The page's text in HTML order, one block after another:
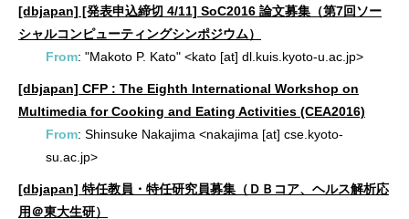
[dbjapan] [発表申込締切 4/11] SoC2016 論文募集（第7回ソー
シャルコンピューティングシンポジウム）
From: "Makoto P. Kato" <kato [at] dl.kuis.kyoto-u.ac.jp>
[dbjapan] CFP : The Eighth International Workshop on
Multimedia for Cooking and Eating Activities (CEA2016)
From: Shinsuke Nakajima <nakajima [at] cse.kyoto-
su.ac.jp>
[dbjapan] 特任教員・特任研究員募集（ＤＢコア、ヘルス解析応
用＠東大生研）